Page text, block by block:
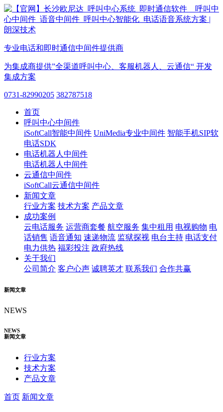
专业电话和即时通信中间件提供商
为集成商提供”全渠道呼叫中心、客服机器人、云通信“ 开发
集成方案
0731-82990205 382787518
首页
呼叫中心中间件
iSoftCall智能中间件 UniMedia专业中间件 智能手机SIP软
电话SDK
电话机器人中间件
电话机器人中间件
云通信中间件
iSoftCall云通信中间件
新闻文章
行业方案 技术方案 产品文章
成功案例
云电话服务 运营商套餐 航空服务 集中租用 电视购物 电
话销售 语音通知 速递物流 监狱探视 电台主持 电话支付
电力供热 福彩投注 政府热线
关于我们
公司简介 客户心声 诚聘英才 联系我们 合作共赢
新闻文章
NEWS
NEWS
新闻文章
行业方案
技术方案
产品文章
首页 新闻文章